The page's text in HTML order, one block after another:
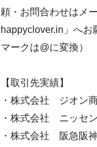
頼・お問合わせはメ
happyclover.in」へお
マークは@に変換）
【取引先実績】
・株式会社 ジオン
・株式会社 ニッセン
・株式会社 阪急阪